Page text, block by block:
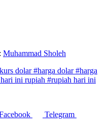
Muhammad Sholeh
dolar#harga dolar#harga
ini rupiah #rupiah hari ini
Telegram